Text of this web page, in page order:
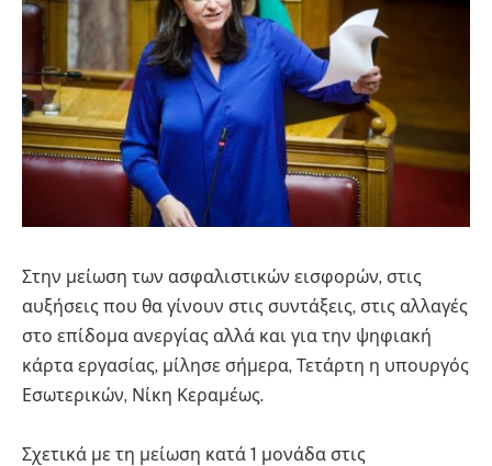
Στην μείωση των ασφαλιστικών εισφορών, στις
αυξήσεις που θα γίνουν στις συντάξεις, στις αλλαγές
στο επίδομα ανεργίας αλλά και για την ψηφιακή
κάρτα εργασίας, μίλησε σήμερα, Τετάρτη η υπουργός
Εσωτερικών, Νίκη Κεραμέως.
Σχετικά με τη μείωση κατά 1 μονάδα στις